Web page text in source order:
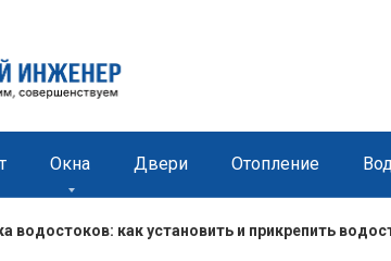
Окна Двери Отопление
водостоков: как установить и прикрепить